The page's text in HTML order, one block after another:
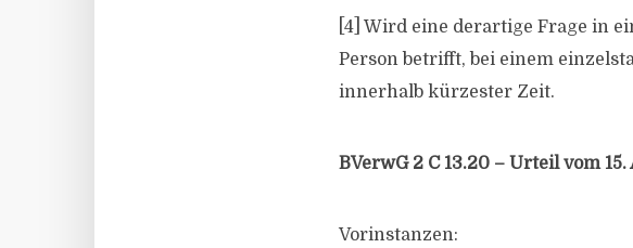
[4] Wird eine derartige Frage in
Person betrifft, bei einem
innerhalb kürzester Zeit.
BVerwG 2 C 13.20 – Urteil vom
Vorinstanzen: